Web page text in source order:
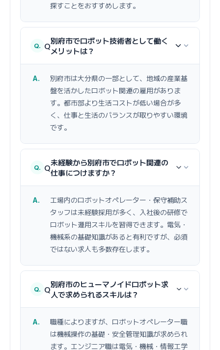
探すことをおすすめします。
Q別府市でロボット技術者として働く
メリットは？
別府市は大分県の一部として、地域の産業基
盤を活かしたロボット関連の雇用がありま
す。都市部より生活コストが低い場合が多
く、仕事と生活のバランスが取りやすい環境
です。
Q未経験から別府市でロボット関連の
仕事につけますか？
工場内のロボットオペレーター・保守補助ス
タッフは未経験採用が多く、入社後の研修で
ロボット運用スキルを習得できます。電気・
機械系の基礎知識があると有利ですが、必須
ではない求人も多数存在します。
Q別府市のヒューマノイドロボット求
人で求められるスキルは？
職種によりますが、ロボットオペレーター職
は機械操作の基礎・安全管理知識が求められ
ます。エンジニア職は電気・機械・情報工学